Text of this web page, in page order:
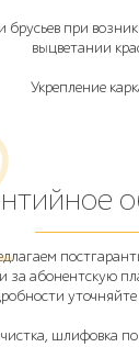
брусьев при
выцветании
Укрепление
за абонентскую
шлифовка